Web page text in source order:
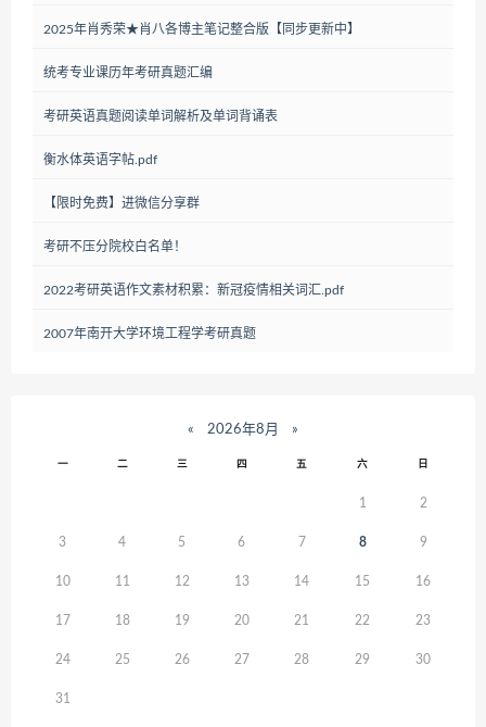
2025年肖秀荣★肖八各博主笔记整合版【同步更新中】
统考专业课历年考研真题汇编
考研英语真题阅读单词解析及单词背诵表
衡水体英语字帖.pdf
【限时免费】进微信分享群
考研不压分院校白名单！
2022考研英语作文素材积累：新冠疫情相关词汇.pdf
2007年南开大学环境工程学考研真题
« 2026年8月 »
一 二 三 四 五 六 日
1 2
3 4 5 6 7 8 9
10 11 12 13 14 15 16
17 18 19 20 21 22 23
24 25 26 27 28 29 30
31